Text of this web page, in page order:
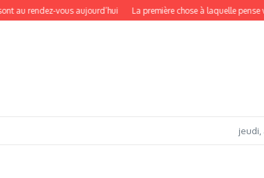
vous aujourd’hui La première chose à laquelle pense votre
jeudi,